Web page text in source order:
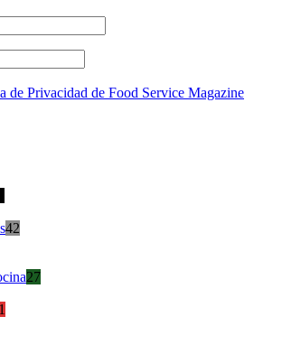
de Privacidad de Food Service Magazine
42
27